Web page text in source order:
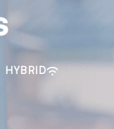
HYBRID